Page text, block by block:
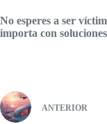
No esperes a ser
importa con
ANTERIOR